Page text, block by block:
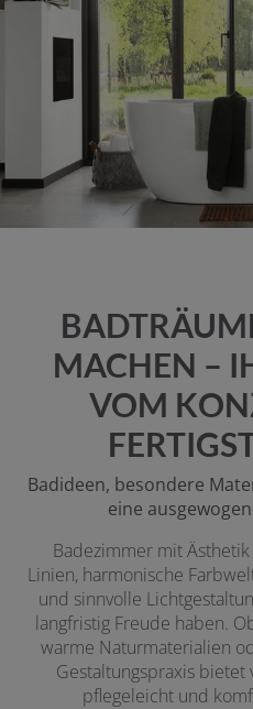
MACHEN –
VOM
Badideen, besondere
eine
Badezimmer mit
Linien, harmonische
und sinnvolle
langfristig Freude haben.
warme Naturmaterialien
Gestaltungspraxis bietet
pflegeleicht und